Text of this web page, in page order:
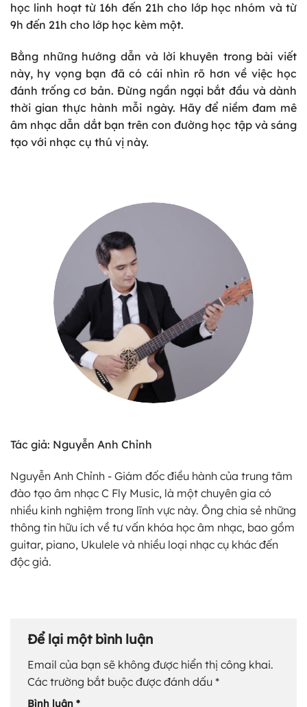
học linh hoạt từ 16h đến 21h cho lớp học nhóm và từ
9h đến 21h cho lớp học kèm một.
Bằng những hướng dẫn và lời khuyên trong bài viết
này, hy vọng bạn đã có cái nhìn rõ hơn về việc học
đánh trống cơ bản. Đừng ngần ngại bắt đầu và dành
thời gian thực hành mỗi ngày. Hãy để niềm đam mê
âm nhạc dẫn dắt bạn trên con đường học tập và sáng
tạo với nhạc cụ thú vị này.
Tác giả: Nguyễn Anh Chỉnh
Nguyễn Anh Chỉnh - Giám đốc điều hành của trung tâm
đào tạo âm nhạc C Fly Music, là một chuyên gia có
nhiều kinh nghiệm trong lĩnh vực này. Ông chia sẻ những
thông tin hữu ích về tư vấn khóa học âm nhạc, bao gồm
guitar, piano, Ukulele và nhiều loại nhạc cụ khác đến
độc giả.
Để lại một bình luận
Email của bạn sẽ không được hiển thị công khai.
Các trường bắt buộc được đánh dấu *
Bình luận *